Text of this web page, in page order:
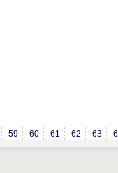
59 60 61 62 63